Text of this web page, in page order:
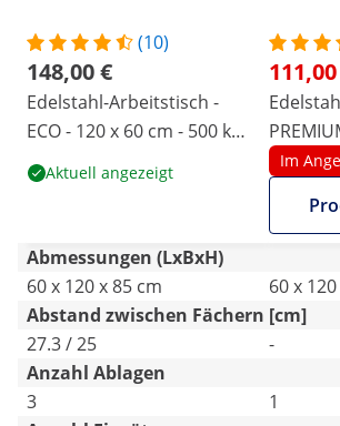
(10)
148,00 €
Edelstahl-Arbeitstisch -
ECO - 120 x 60 cm - 500 kg -
Zwischenboden - Royal
Catering
Aktuell angezeigt
210 kg
Catering
Im
Abmessungen (LxBxH)
60 x 120 x 85 cm
60 x
Abstand zwischen Fächern [cm]
27.3 / 25
-
Anzahl Ablagen
3
1